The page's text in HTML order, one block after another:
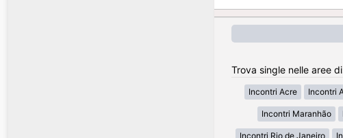
Trova single nelle aree
Incontri Acre Incontri
Incontri Maranhão
Incontri Rio de Janeiro